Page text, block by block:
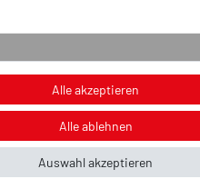
von Altbatterien & Altöl
Alle akzeptieren
Alle ablehnen
Auswahl akzeptieren